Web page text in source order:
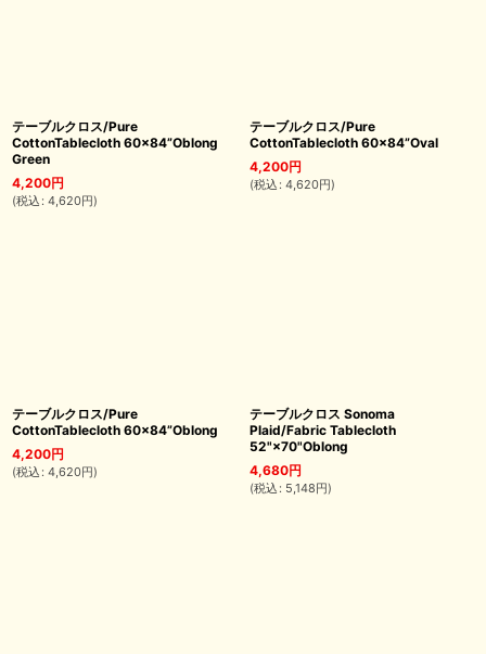
テーブルクロス/Pure
CottonTablecloth 60×84”Oblong
Green
4,200円
(税込 : 4,620円)
テーブルクロス/Pure
CottonTablecloth 60×84”Oval
4,200円
(税込 : 4,620円)
テーブルクロス/Pure
CottonTablecloth 60×84”Oblong
4,200円
(税込 : 4,620円)
テーブルクロス Sonoma
Plaid/Fabric Tablecloth
52"×70"Oblong
4,680円
(税込 : 5,148円)